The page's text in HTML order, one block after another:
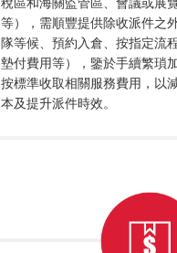
等），需順豐提供除收派件之
隊等候、預約入倉、按指定流
墊付費用等），鑒於手續繁瑣
按標準收取相關服務費用，以
本及提升派件時效。